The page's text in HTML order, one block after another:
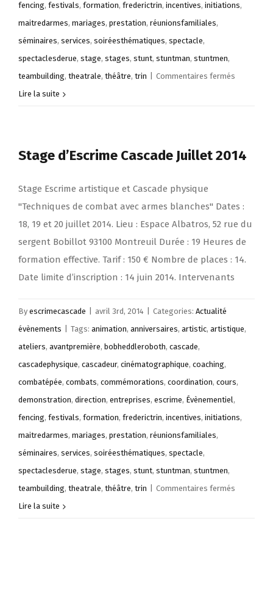
fencing, festivals, formation, frederictrin, incentives, initiations,
maitredarmes, mariages, prestation, réunionsfamiliales,
séminaires, services, soiréesthématiques, spectacle,
spectaclesderue, stage, stages, stunt, stuntman, stuntmen,
teambuilding, theatrale, théâtre, trin Commentaires fermés
Lire la suite
Stage d’Escrime Cascade Juillet 2014
Stage Escrime artistique et Cascade physique
"Techniques de combat avec armes blanches" Dates :
18, 19 et 20 juillet 2014. Lieu : Espace Albatros, 52 rue du
sergent Bobillot 93100 Montreuil Durée : 19 Heures de
formation effective. Tarif : 150 € Nombre de places : 14.
Date limite d’inscription : 14 juin 2014. Intervenants
By escrimecascade avril 3rd, 2014 Categories: Actualité
évènements
Tags: animation, anniversaires, artistic, artistique,
ateliers, avantpremière, bobheddleroboth, cascade,
cascadephysique, cascadeur, cinématographique, coaching,
combatépée, combats, commémorations, coordination, cours,
demonstration, direction, entreprises, escrime, Évènementiel,
fencing, festivals, formation, frederictrin, incentives, initiations,
maitredarmes, mariages, prestation, réunionsfamiliales,
séminaires, services, soiréesthématiques, spectacle,
spectaclesderue, stage, stages, stunt, stuntman, stuntmen,
teambuilding, theatrale, théâtre, trin Commentaires fermés
Lire la suite